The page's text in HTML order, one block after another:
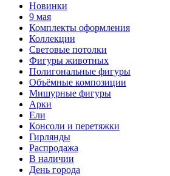
Новинки
9 мая
Комплекты оформления
Коллекции
Световые потолки
Фигуры животных
Полигональные фигуры
Объёмные композиции
Мишурные фигуры
Арки
Ели
Консоли и перетяжки
Гирлянды
Распродажа
В наличии
День города